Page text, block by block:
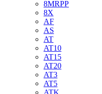
8MRPP
8X
AF
AS
AT
AT10
AT15
AT20
AT3
AT5
ATK